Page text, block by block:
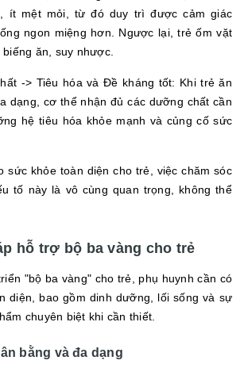
ít mệt mỏi, từ đó duy trì được cảm giác
ngon miệng hơn. Ngược lại, trẻ ốm vặt
ăn, suy nhược.
-> Tiêu hóa và Đề kháng tốt: Khi trẻ ăn
dạng, cơ thể nhận đủ các dưỡng chất cần
hệ tiêu hóa khỏe mạnh và củng cố sức
sức khỏe toàn diện cho trẻ, việc chăm sóc
tố này là vô cùng quan trọng, không thể
hỗ trợ bộ ba vàng cho trẻ
"bộ ba vàng" cho trẻ, phụ huynh cần có
diện, bao gồm dinh dưỡng, lối sống và sự
chuyên biệt khi cần thiết.
bằng và đa dạng